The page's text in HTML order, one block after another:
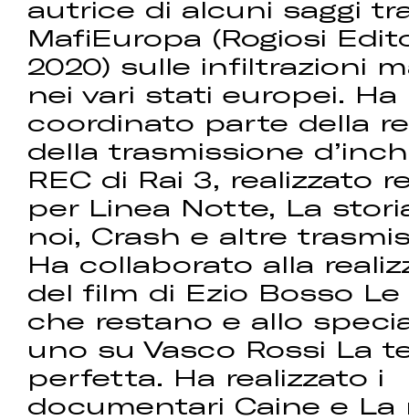
autrice di alcuni saggi
MafiEuropa (Rogiosi
2020) sulle infiltrazioni
nei vari stati europei. Ha
coordinato parte della
della trasmissione
REC di Rai 3, realizzato
per Linea Notte, La
noi, Crash e altre
Ha collaborato alla
del film di Ezio Bosso Le
che restano e allo
uno su Vasco Rossi La
perfetta. Ha realizzato i
documentari Caine e La